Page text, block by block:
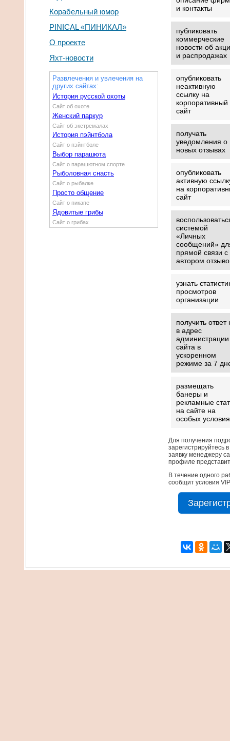
Корабельный юмор
PINICAL «ПИНИКАЛ»
О проекте
Яхт-новости
Развлечения и увлечения на
других сайтах:
История русской охоты
Сайт об охоте
Женский паркур
Сайт об экстремалах
История пэйнтбола
Сайт о пэйнтболе
Выбор парашюта
Сайт о парашютном спорте
Рыболовная снасть
Сайт о рыбалке
Просто общение
Сайт о пикапе
Ядовитые грибы
Сайт о грибах
и контакты
публиковать
коммерческие
новости об
и распродажах
опубликовать
неактивную
ссылку на
корпоративный
сайт
получать
уведомления о
новых отзывах
опубликовать
активную
на
сайт
системой
«Личных
сообщений»
прямой связи с
автором
узнать
просмотров
организации
получить ответ
в адрес
администрации
сайта в
ускоренном
режиме за 7
размещать
банеры и
рекламные
на сайте на
особых
Для получения
зарегистрируйтесь
заявку менеджеру
профиле
В течение одного
сообщит условия